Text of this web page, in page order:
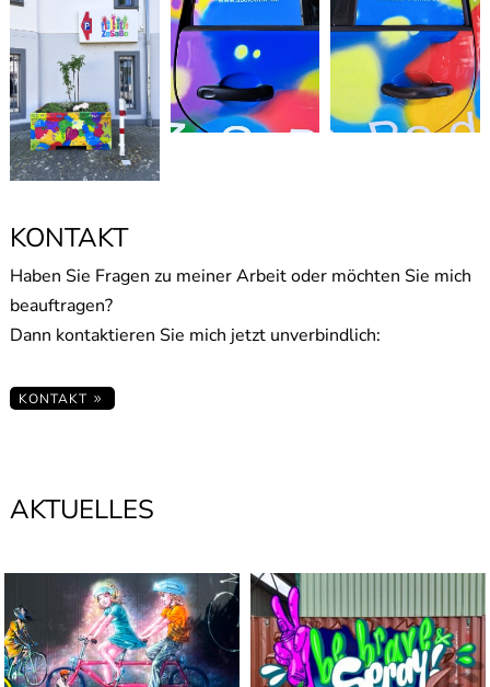
KONTAKT
Haben Sie Fragen zu meiner Arbeit oder möchten Sie mich
beauftragen?
Dann kontaktieren Sie mich jetzt unverbindlich:
KONTAKT
AKTUELLES